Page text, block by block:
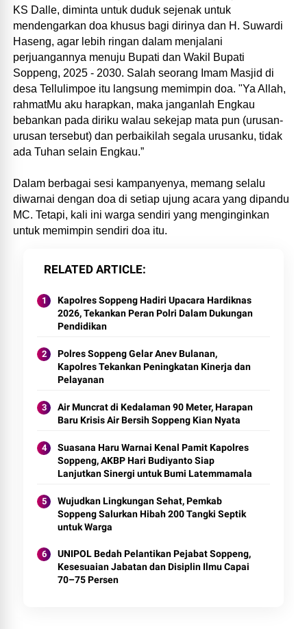
KS Dalle, diminta untuk duduk sejenak untuk
mendengarkan doa khusus bagi dirinya dan H. Suwardi
Haseng, agar lebih ringan dalam menjalani
perjuangannya menuju Bupati dan Wakil Bupati
Soppeng, 2025 - 2030. Salah seorang Imam Masjid di
desa Tellulimpoe itu langsung memimpin doa. "Ya Allah,
rahmatMu aku harapkan, maka janganlah Engkau
bebankan pada diriku walau sekejap mata pun (urusan-
urusan tersebut) dan perbaikilah segala urusanku, tidak
ada Tuhan selain Engkau.”
Dalam berbagai sesi kampanyenya, memang selalu
diwarnai dengan doa di setiap ujung acara yang dipandu
MC. Tetapi, kali ini warga sendiri yang menginginkan
untuk memimpin sendiri doa itu.
RELATED ARTICLE
Kapolres Soppeng Hadiri Upacara Hardiknas
2026, Tekankan Peran Polri Dalam Dukungan
Pendidikan
Polres Soppeng Gelar Anev Bulanan,
Kapolres Tekankan Peningkatan Kinerja dan
Pelayanan
Air Muncrat di Kedalaman 90 Meter, Harapan
Baru Krisis Air Bersih Soppeng Kian Nyata
Suasana Haru Warnai Kenal Pamit Kapolres
Soppeng, AKBP Hari Budiyanto Siap
Lanjutkan Sinergi untuk Bumi Latemmamala
Wujudkan Lingkungan Sehat, Pemkab
Soppeng Salurkan Hibah 200 Tangki Septik
untuk Warga
UNIPOL Bedah Pelantikan Pejabat Soppeng,
Kesesuaian Jabatan dan Disiplin Ilmu Capai
70–75 Persen